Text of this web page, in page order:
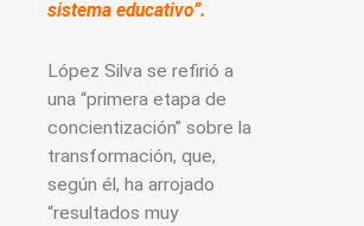
sistema educativo”.
López Silva se refirió a
una “primera etapa de
concientización” sobre la
transformación, que,
según él, ha arrojado
“resultados muy